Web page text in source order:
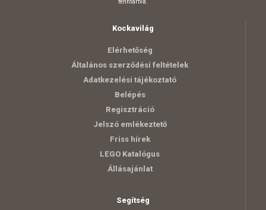
fenntartva.
Kockavilág
Elérhetőség
Általános szerződési feltételek
Adatkezelési tájékoztató
Belépés
Regisztráció
Jelszó emlékeztető
Friss hírek
LEGO Katalógus
Állásajánlat
Segítség